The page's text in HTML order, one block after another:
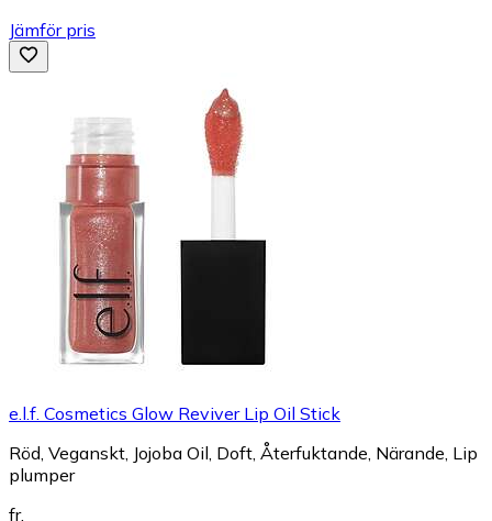
Jämför pris
e.l.f. Cosmetics Glow Reviver Lip Oil Stick
Röd, Veganskt, Jojoba Oil, Doft, Återfuktande, Närande, Lip
plumper
fr.